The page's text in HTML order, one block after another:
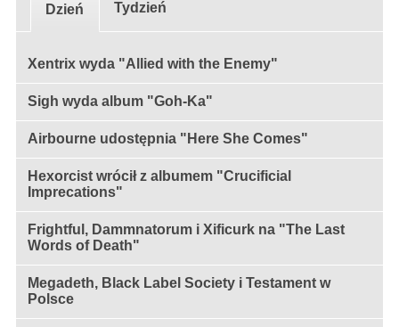
Dzień Tydzień
Xentrix wyda "Allied with the Enemy"
Sigh wyda album "Goh-Ka"
Airbourne udostępnia "Here She Comes"
Hexorcist wrócił z albumem "Crucificial
Imprecations"
Frightful, Dammnatorum i Xificurk na "The Last
Words of Death"
Megadeth, Black Label Society i Testament w
Polsce